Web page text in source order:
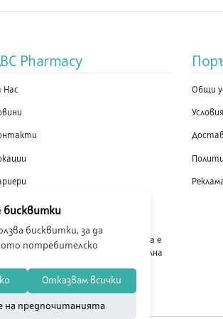
ECOPHARM (2)
GALAFARM (2)
TILMAN (1)
SOLINGEN (3)
Pharmacy
Нас Общи
ABC Pharmacy онлайн аптека е
лицензирана от Изпълнителна
бисквитки
бисквитки, за да
потребителско
Отказвам всички
на предпочитанията